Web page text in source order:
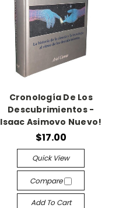
Cronología De Los
Descubrimientos -
Isaac Asimovo Nuevo!
$17.00
Quick View
Compare
Add To Cart